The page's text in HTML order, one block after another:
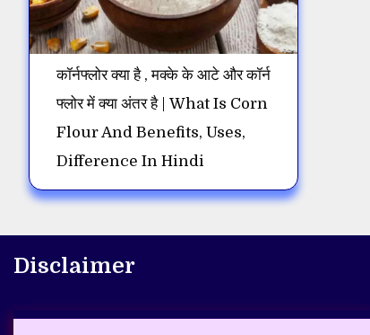
कॉर्नफ्लोर क्या है , मक्के के आटे और कॉर्न
फ्लोर में क्या अंतर है | What Is Corn
Flour And Benefits, Uses,
Difference In Hindi
Disclaimer